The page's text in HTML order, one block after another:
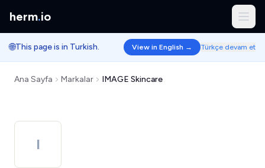
herm.io
🌐This page is in Turkish. View in English → Türkçe devam et
Ana Sayfa Markalar IMAGE Skincare
I